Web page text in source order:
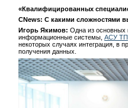
«Квалифицированных
CNews: С какими сложностями
Игорь Якимов: Одна из основных
информационные системы, АСУ ТП
некоторых случаях интеграция, в
получения данных.